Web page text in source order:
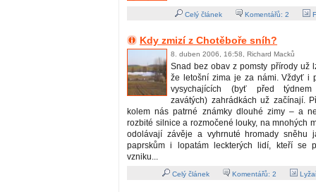
Celý článek Komentářů: 2
Kdy zmizí z Chotěboře sníh?
8. duben 2006, 16:58, Richard Macků
Snad bez obav z pomsty přírody už
že letošní zima je za námi. Vždyť i
vysychajících (byť před
zavátých) zahrádkách už začínají.
kolem nás patrné známky dlouhé zimy – a
rozbité silnice a rozmočené louky, na mnohých
odolávají závěje a vyhrnuté hromady sněhu
paprskům i lopatám leckterých lidí, kteří se
vzniku...
Celý článek Komentářů: 2